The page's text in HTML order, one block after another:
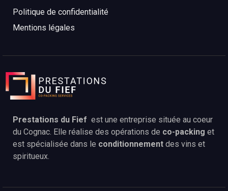
Politique de confidentialité
Mentions légales
Prestations du Fief est une entreprise située au coeur
du Cognac. Elle réalise des opérations de co-packing et
est spécialisée dans le conditionnement des vins et
spiritueux.